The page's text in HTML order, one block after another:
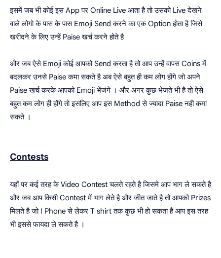
इसमें जब भी कोई इस App पर Online Live आता है तो उसको Live देखने
वाले लोगो के पास के पास Emoji Send करने का एक Option होता है जिसे
खरीदने के लिए उन्हें Paise खर्च करने होते है
और जब ऐसे Emoji कोई आपको Send करता है तो आप उन्हें वापस Coins में
बदलकर उनसे Paise कमा सकते है अब ऐसे बहुत ही कम लोग होंगे जो अपने
Paise खर्च करके आपको Emoji भेंजंगे । और अगर कुछ भेजते भी है तो ऐसे
बहुत कम लोग ही होंगे तो इसलिए आप इस Method से ज्यादा Paise नही कमा
सकते ।
Contests
यहाँ पर कई तरह के Video Contest चलते रहते है जिसमे आप भाग ले सकते है
और जब आप किसी Contest में भाग लेते है और जीत जाते है तो आपको Prizes
मिलते है जो I Phone से लेकर T shirt तक कुछ भी हो सकता है आप इस तरह
भी इससे फायदा ले सकते है ।